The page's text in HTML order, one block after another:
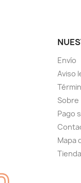
Envío
Aviso
Pago
Mapa